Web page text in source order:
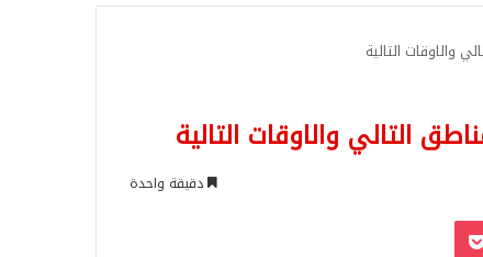
والاوقات التالية
التالي والاوقات التالية
دقيقة واحدة
‫Pocket